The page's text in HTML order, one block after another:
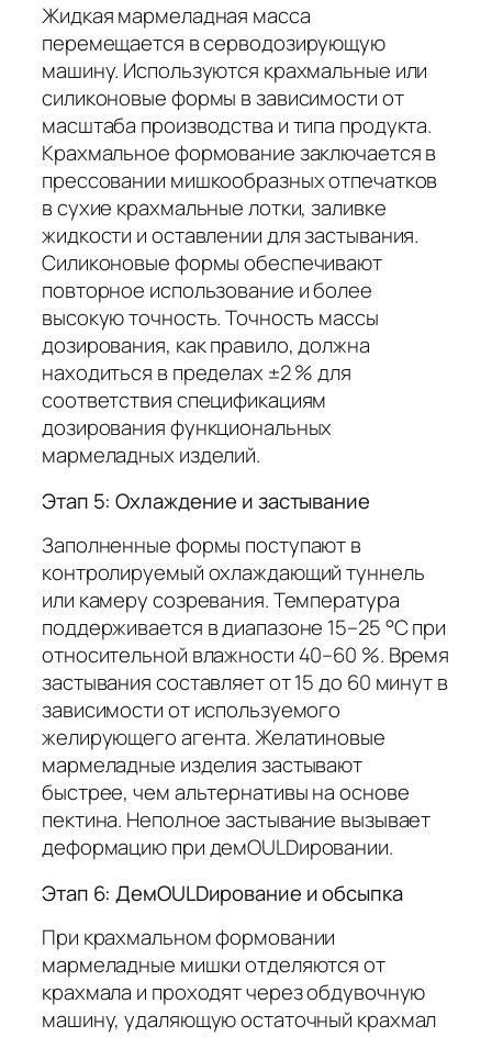
Жидкая мармеладная масса
перемещается в серводозирующую
машину. Используются крахмальные или
силиконовые формы в зависимости от
масштаба производства и типа продукта.
Крахмальное формование заключается в
прессовании мишкообразных отпечатков
в сухие крахмальные лотки, заливке
жидкости и оставлении для застывания.
Силиконовые формы обеспечивают
повторное использование и более
высокую точность. Точность массы
дозирования, как правило, должна
находиться в пределах ±2 % для
соответствия спецификациям
дозирования функциональных
мармеладных изделий.
Этап 5: Охлаждение и застывание
Заполненные формы поступают в
контролируемый охлаждающий туннель
или камеру созревания. Температура
поддерживается в диапазоне 15–25 °C при
относительной влажности 40–60 %. Время
застывания составляет от 15 до 60 минут в
зависимости от используемого
желирующего агента. Желатиновые
мармеладные изделия застывают
быстрее, чем альтернативы на основе
пектина. Неполное застывание вызывает
деформацию при демOULDировании.
Этап 6: ДемOULDирование и обсыпка
При крахмальном формовании
мармеладные мишки отделяются от
крахмала и проходят через обдувочную
машину, удаляющую остаточный крахмал